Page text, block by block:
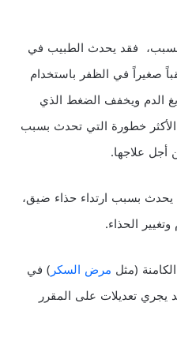
فقد يحدث الطبيب في
صغيراً في الظفر باستخدام
الدم ويخفف الضغط الذي
خطورة التي تحدث بسبب
علاجها.
بسبب ارتداء حذاء ضيق،
الحذاء.
(مثل مرض السكر) في
يجري تعديلات على المقرر